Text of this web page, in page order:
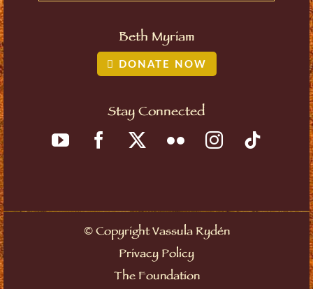
Beth Myriam
DONATE NOW
Stay Connected
©Copyright Vassula Rydén
Privacy Policy
The Foundation